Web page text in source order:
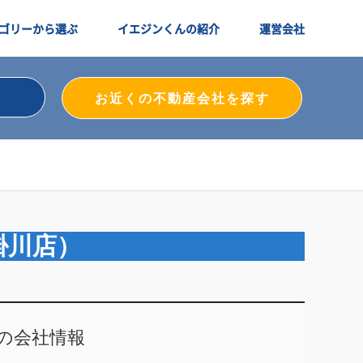
リーから選ぶ イエジンくんの紹介 運営会社
お近くの不動産会社を探す
店）
会社情報